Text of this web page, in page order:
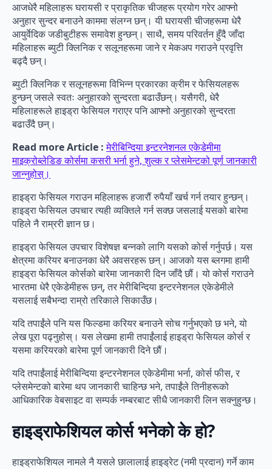
आजधेरै महिलाहरू घरायसी र प्राकृतिक चीजहरू प्रयोग गरेर आफ्नो
अनुहार सुन्दर बनाउने काममा संलग्न छन्। यी घरायसी चीजहरूमा धेरै
आयुर्वेदिक जडीबुटीहरू समावेश हुन्छन्। साथै, समय परिवर्तन हुँदै जाँदा
महिलाहरू ब्युटी क्लिनिक र सलूनहरूमा जाने र मेकअप गराउने प्रवृत्ति
बढ्दै छन्।
ब्युटी क्लिनिक र सलूनहरूमा विभिन्न प्रकारका क्रीम र फेसियलहरू
हुन्छन् जसले स्वतः अनुहारको सुन्दरता बढाउँछन्। यसैगरी, धेरै
महिलाहरूले हाइड्रा फेसियल गराएर पनि आफ्नो अनुहारको सुन्दरता
बढाउँदै छन्।
Read more Article : मेरीबिन्दिया इन्टरनेशनल एकेडेमीमा
माइक्रोब्लेडिङ कोर्समा कसरी भर्ना हुने, शुल्क र प्लेसमेन्टको पूर्ण जानकारी
जान्नुहोस्।
हाइड्रा फेसियल गराउन महिलाहरू हजारौं रुपैयाँ खर्च गर्न तयार हुन्छन्।
हाइड्रा फेसियल उपचार त्यही व्यक्तिले गर्न सक्छ जसलाई यसको बारेमा
पहिले नै राम्ररी ज्ञान छ।
हाइड्रा फेसियल उपचार विशेषज्ञ बन्नको लागि यसको कोर्स गर्नुपर्छ। यस
क्षेत्रमा करियर बनाउनका धेरै अवसरहरू छन्। आजको यस ब्लगमा हामी
हाइड्रा फेसियल कोर्सको बारेमा जानकारी दिन जाँदै छौं। यो कोर्स गराउने
भारतमा धेरै एकेडेमीहरू छन्, तर मेरीबिन्दिया इन्टरनेशनल एकेडेमीले
यसलाई सबैभन्दा राम्रो तरिकाले सिकाउँछ।
यदि तपाईंले पनि यस फिल्डमा करियर बनाउने सोच गर्नुभएको छ भने, यो
लेख पूरा पढ्नुहोस्। यस लेखमा हामी तपाईंलाई हाइड्रा फेसियल कोर्स र
यसमा करियरको बारेमा पूर्ण जानकारी दिने छौं।
यदि तपाईंलाई मेरीबिन्दिया इन्टरनेशनल एकेडेमीमा भर्ना, कोर्स फीस, र
प्लेसमेन्टको बारेमा थप जानकारी चाहिन्छ भने, तपाईंले तिनीहरूको
आधिकारिक वेबसाइट वा सम्पर्क नम्बरबाट सीधै जानकारी लिन सक्नुहुन्छ।
हाइड्राफेशियल कोर्स भनेको के हो?
हाइड्राफेशियल नामले नै यसले छालालाई हाइड्रेट (नमी प्रदान) गर्ने काम